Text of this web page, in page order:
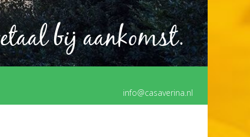
bij aankomst.
info@casaverina.nl